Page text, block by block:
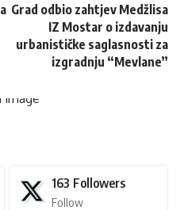
Grad odbio zahtjev Medžlisa
IZ Mostar o izdavanju
urbanističke saglasnosti za
izgradnju “Mevlane”
163 Followers
Follow